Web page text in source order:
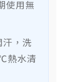
使用無
，洗
熱水清